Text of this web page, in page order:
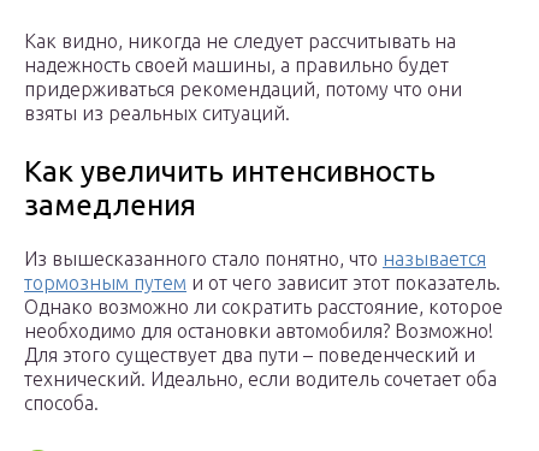
Как видно, никогда не следует рассчитывать на
надежность своей машины, а правильно будет
придерживаться рекомендаций, потому что они
взяты из реальных ситуаций.
Как увеличить интенсивность
замедления
Из вышесказанного стало понятно, что называется
тормозным путем и от чего зависит этот показатель.
Однако возможно ли сократить расстояние, которое
необходимо для остановки автомобиля? Возможно!
Для этого существует два пути – поведенческий и
технический. Идеально, если водитель сочетает оба
способа.